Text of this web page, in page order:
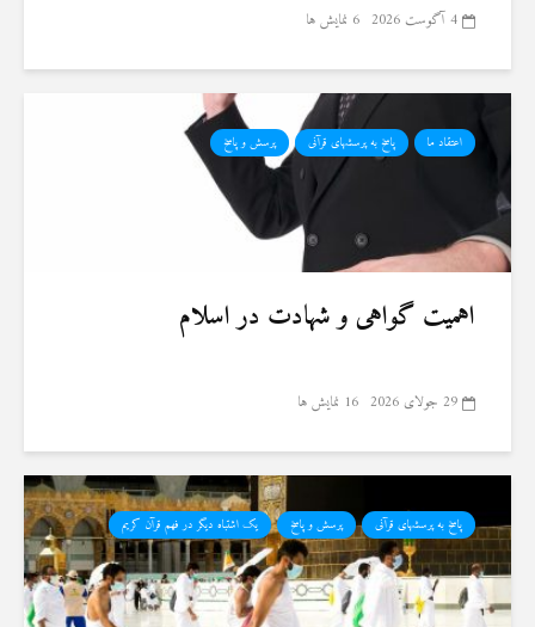
4 آگوست 2026 6 نمایش ها
اعتقاد ما پاسخ به پرسشهای قرآنی پرسش و پاسخ
اهمیت گواهی و شهادت در اسلام
29 جولای 2026 16 نمایش ها
پاسخ به پرسشهای قرآنی پرسش و پاسخ یک اشتباه دیگر در فهم قرآن کریم